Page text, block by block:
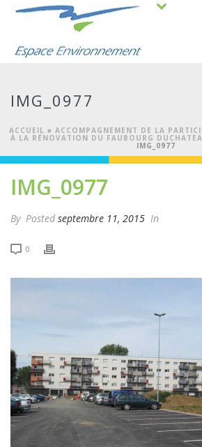
IMG_0977
ACCUEIL » ACCOMPAGNEMENT DE LA
À LA RÉNOVATION DU FAUBOURG
IMG_0977
IMG_0977
By Posted septembre 11, 2015 In
0